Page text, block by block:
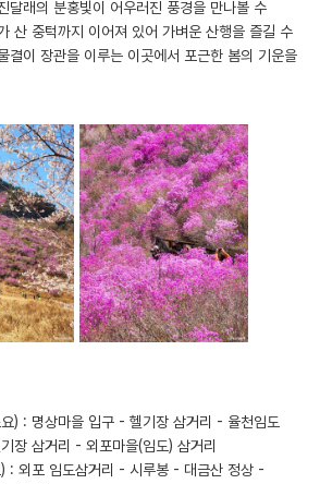
달래의 분홍빛이 어우러진 풍경을 만나볼 수
산 중턱까지 이어져 있어 가벼운 산행을 즐길 수
결이 장관을 이루는 이곳에서 포근한 봄의 기운을
) : 명상마을 입구 - 헬기장 삼거리 - 율천임도
장 삼거리 - 외포마을(임도) 삼거리
: 외포 임도삼거리 - 시루봉 - 대금산 정상 -